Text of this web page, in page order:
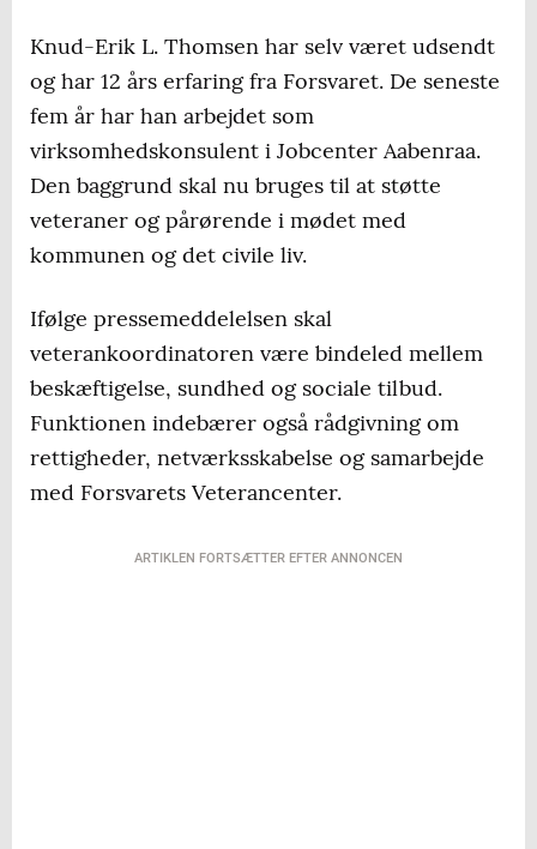
Knud-Erik L. Thomsen har selv været udsendt
og har 12 års erfaring fra Forsvaret. De seneste
fem år har han arbejdet som
virksomhedskonsulent i Jobcenter Aabenraa.
Den baggrund skal nu bruges til at støtte
veteraner og pårørende i mødet med
kommunen og det civile liv.
Ifølge pressemeddelelsen skal
veterankoordinatoren være bindeled mellem
beskæftigelse, sundhed og sociale tilbud.
Funktionen indebærer også rådgivning om
rettigheder, netværksskabelse og samarbejde
med Forsvarets Veterancenter.
ARTIKLEN FORTSÆTTER EFTER ANNONCEN